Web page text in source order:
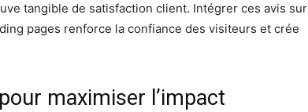
tangible de satisfaction client. Intégrer ces avis sur
pages renforce la confiance des visiteurs et crée
maximiser l’impact